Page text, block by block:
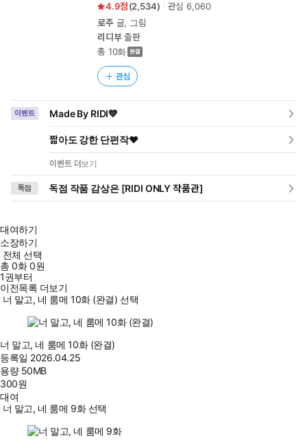
4.9 (2,534) 관심6,060
로주글, 그림
리디부출판
총 10화
관심
이벤트 Made By RIDI💙
짧아도 강한 단편작❤️
이벤트 더보기
독점 독점 작품 감상은 [RIDI ONLY 작품관]
대여하기
소장하기
전체 선택
총0화0원
1권부터
이전목록 더보기
너 말고, 네 룸메 10화 (완결) 선택
너 말고, 네 룸메 10화 (완결)
등록일 2026.04.25
용량 50MB
300원
대여
너 말고, 네 룸메 9화 선택